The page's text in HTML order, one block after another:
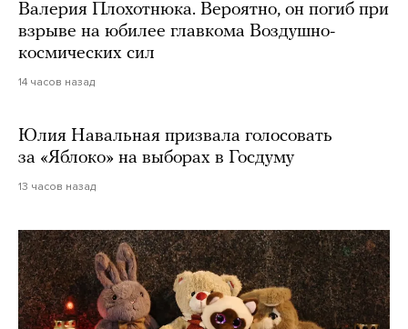
Валерия Плохотнюка. Вероятно, он погиб при
взрыве на юбилее главкома Воздушно-
космических сил
14 часов назад
Юлия Навальная призвала голосовать
за «Яблоко» на выборах в Госдуму
13 часов назад